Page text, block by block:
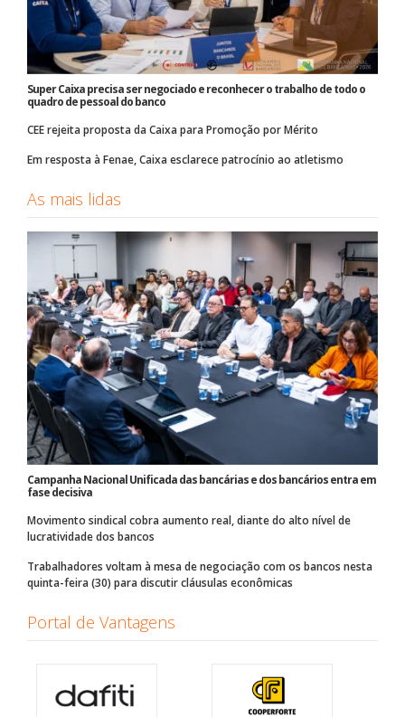
Super Caixa precisa ser negociado e reconhecer o trabalho de todo o
quadro de pessoal do banco
CEE rejeita proposta da Caixa para Promoção por Mérito
Em resposta à Fenae, Caixa esclarece patrocínio ao atletismo
As mais lidas
Campanha Nacional Unificada das bancárias e dos bancários entra em
fase decisiva
Movimento sindical cobra aumento real, diante do alto nível de
lucratividade dos bancos
Trabalhadores voltam à mesa de negociação com os bancos nesta
quinta-feira (30) para discutir cláusulas econômicas
Portal de Vantagens